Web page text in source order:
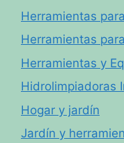
Herramientas
Herramientas
Herramientas y
Hidrolimpiadoras
Hogar y jardín
Jardín y